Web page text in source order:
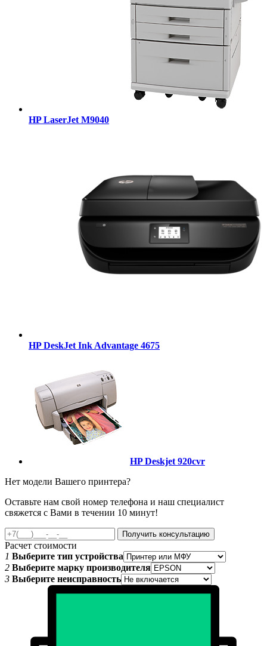
HP LaserJet M9040
HP DeskJet Ink Advantage 4675
HP Deskjet 920cvr
Нет модели Вашего принтера?
Оставьте нам свой номер телефона и наш специалист
свяжется с Вами в течении 10 минут!
Получить консультацию
Расчет стоимости
1 Выберите тип устройства
2 Выберите марку производителя
3 Выберите неисправность